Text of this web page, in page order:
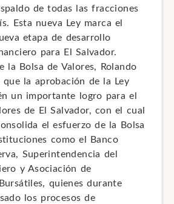
de todas las fracciones
Esta nueva Ley marca el
etapa de desarrollo
para El Salvador.
la Bolsa de Valores, Rolando
que la aprobación de la Ley
un importante logro para el
de El Salvador, con el cual
el esfuerzo de la Bolsa
como el Banco
Superintendencia del
y Asociación de
quienes durante
los procesos de